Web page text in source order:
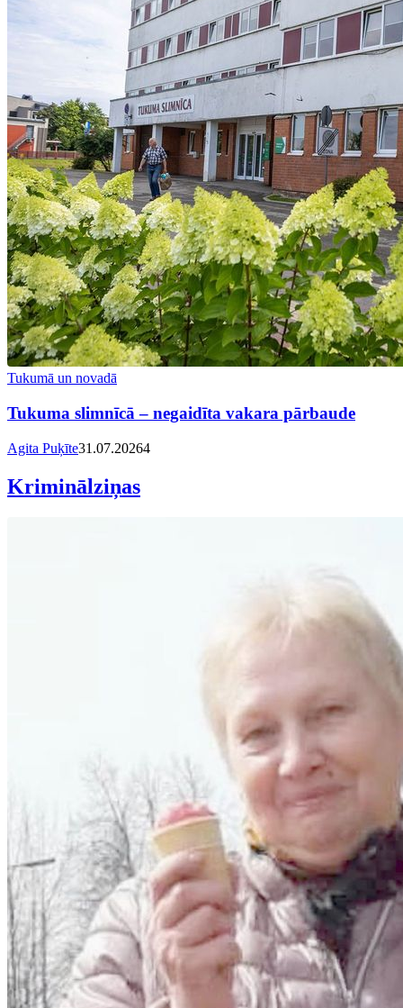
Tukumā un novadā
Tukuma slimnīcā – negaidīta vakara pārbaude
Agita Puķīte31.07.20264
Kriminālziņas